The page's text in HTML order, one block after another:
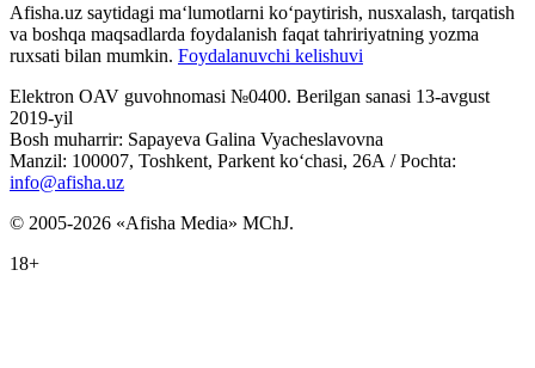
Afisha.uz saytidagi ma‘lumotlarni ko‘paytirish, nusxalash, tarqatish
va boshqa maqsadlarda foydalanish faqat tahririyatning yozma
ruxsati bilan mumkin. Foydalanuvchi kelishuvi
Elektron OAV guvohnomasi №0400. Berilgan sanasi 13-avgust
2019-yil
Bosh muharrir: Sapayeva Galina Vyacheslavovna
Manzil: 100007, Toshkent, Parkent ko‘chasi, 26А / Pochta:
info@afisha.uz
© 2005-2026 «Afisha Media» MChJ.
18+